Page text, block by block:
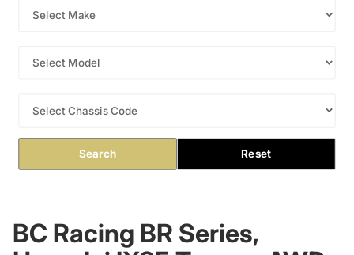
Search Reset
BC Racing BR Series,